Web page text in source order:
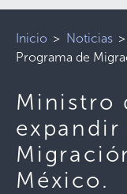
Inicio > Noticias>
Programa de
Ministro
expandir
México.